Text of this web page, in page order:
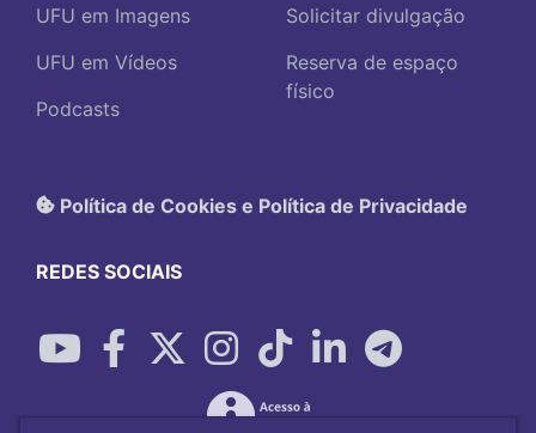
UFU em Imagens
UFU em Vídeos
Podcasts
Solicitar divulgação
Reserva de espaço
físico
Política de Cookies e Política de Privacidade
REDES SOCIAIS